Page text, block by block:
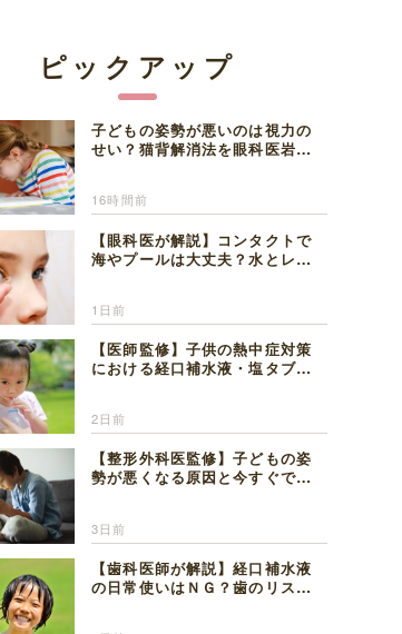
ピックアップ
子どもの姿勢が悪いのは視力の
せい？猫背解消法を眼科医岩見
16時間前
【眼科医が解説】コンタクトで
海やプールは大丈夫？水とレン
1日前
【医師監修】子供の熱中症対策
における経口補水液・塩タブレ
2日前
【整形外科医監修】子どもの姿
勢が悪くなる原因と今すぐでき
3日前
【歯科医師が解説】経口補水液
の日常使いはＮＧ？歯のリスク